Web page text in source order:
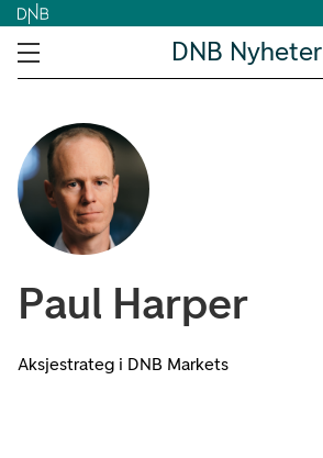
DNB Nyheter
Paul Harper
Aksjestrateg i DNB Markets